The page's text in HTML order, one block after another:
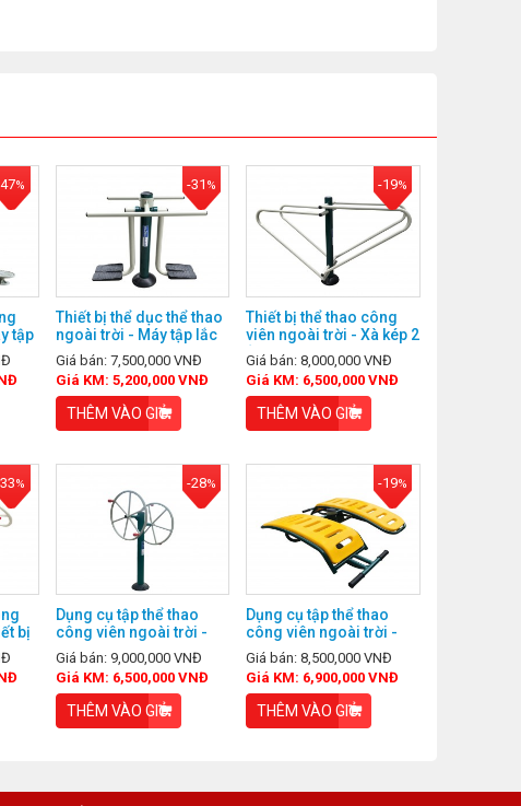
%
tập
-31 %
Thiết bị thể dục thể thao
ngoài trời - Máy tập lắc
eo
Giá bán: 7,500,000 VNĐ
Giá KM: 5,200,000 VNĐ
THÊM VÀO GIỎ
-19%
Thiết bị thể thao công
viên ngoài trời - Xà kép 2
tầng
Giá bán: 8,000,000 VNĐ
Giá KM: 6,500,000 VNĐ
THÊM VÀO GIỎ
%
bị
-28%
Dụng cụ tập thể thao
công viên ngoài trời -
Máy tập tay vai đơn
Giá bán: 9,000,000 VNĐ
Giá KM: 6,500,000 VNĐ
THÊM VÀO GIỎ
-19%
Dụng cụ tập thể thao
công viên ngoài trời -
Máy tập lưng bụng đôi
Giá bán: 8,500,000 VNĐ
Giá KM: 6,900,000 VNĐ
THÊM VÀO GIỎ